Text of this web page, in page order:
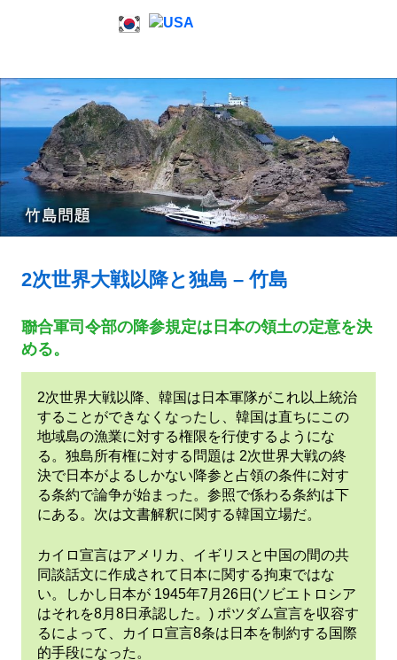
島
問
題
竹
島
の
歴
史
問
題
と
竹
の
歴
2次世界大戦以降と独島 – 竹島
聯合軍司令部の降参規定は日本の領土の定意を決
める。
2次世界大戦以降、韓国は日本軍隊がこれ以上統治
することができなくなったし、韓国は直ちにこの
地域島の漁業に対する権限を行使するようにな
る。独島所有権に対する問題は 2次世界大戦の終
決で日本がよるしかない降参と占領の条件に対す
る条約で論争が始まった。参照で係わる条約は下
にある。次は文書解釈に関する韓国立場だ。
カイロ宣言はアメリカ、イギリスと中国の間の共
同談話文に作成されて日本に関する拘束ではな
い。しかし日本が 1945年7月26日(ソビエトロシア
はそれを8月8日承認した。) ポツダム宣言を収容す
るによって、カイロ宣言8条は日本を制約する国際
的手段になった。